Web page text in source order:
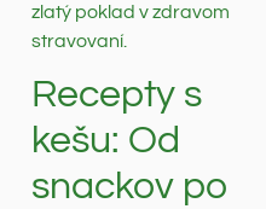
zlatý poklad v zdravom
stravovaní.
Recepty s
kešu: Od
snackov po